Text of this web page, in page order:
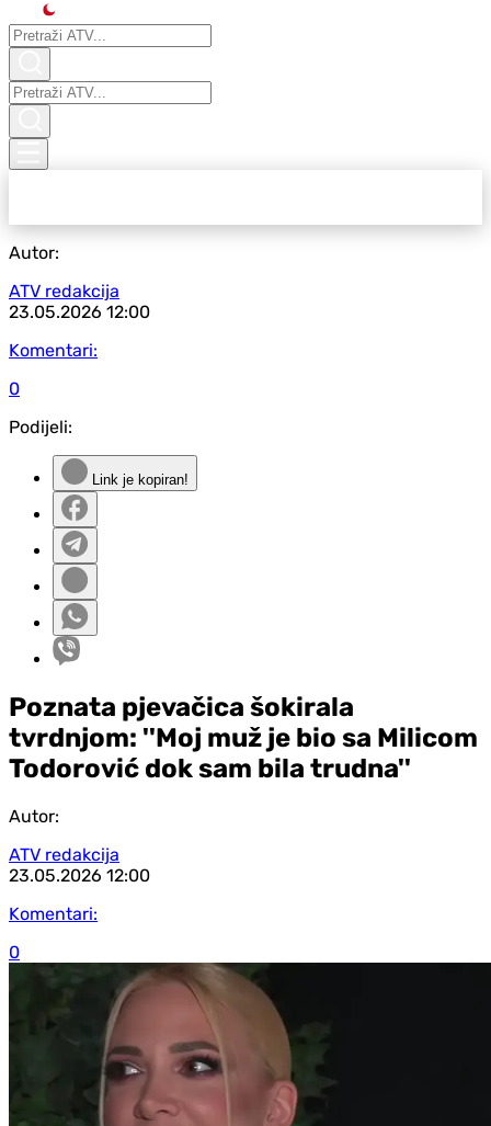
Autor:
ATV redakcija
23.05.2026 12:00
Komentari:
0
Podijeli:
Link je kopiran!
Poznata pjevačica šokirala
tvrdnjom: ''Moj muž je bio sa Milicom
Todorović dok sam bila trudna''
Autor:
ATV redakcija
23.05.2026 12:00
Komentari:
0